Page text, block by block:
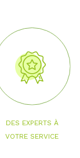
DES EXPERTS À
VOTRE SERVICE